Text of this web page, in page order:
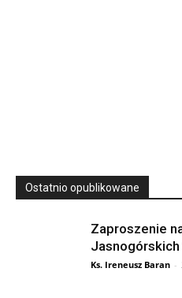
Ostatnio opublikowane
Zaproszenie
Ks. Ireneusz Baran -